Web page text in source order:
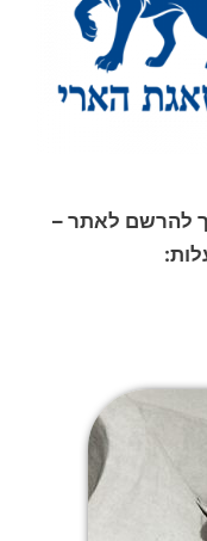
להרשם לאתר –